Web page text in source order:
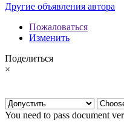
Другие объявления автора
Пожаловаться
Изменить
Поделиться
×
You need to pass document